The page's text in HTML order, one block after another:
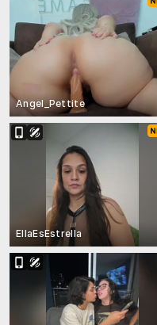
Angel_Pettite
EllaEsEstrella